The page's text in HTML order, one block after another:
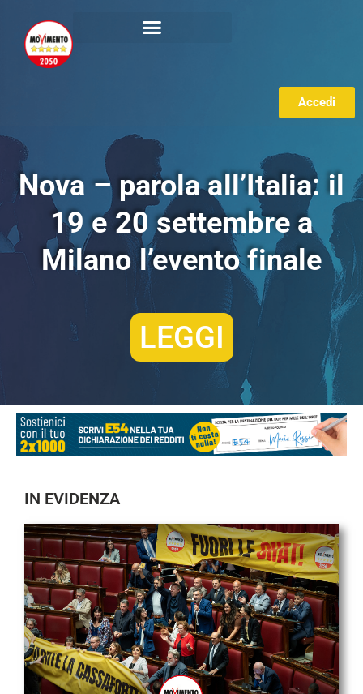
Accedi
Nova – parola all’Italia: il
19 e 20 settembre a
Milano l’evento finale
LEGGI
IN EVIDENZA